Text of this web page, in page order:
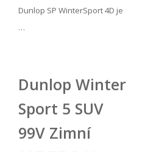
Dunlop SP WinterSport 4D je
…
Dunlop Winter
Sport 5 SUV
99V Zimní